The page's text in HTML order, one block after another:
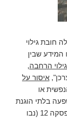
חובת גילוי
המידע שבין
הרחבה,
איסור על
או
בלתי הוגנת
פסקה 12 (נבו